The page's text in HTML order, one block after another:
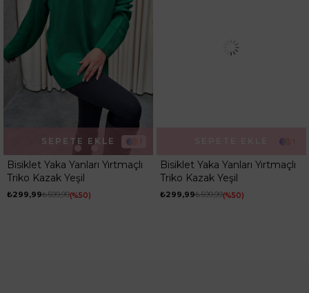
Bisiklet Yaka Yanları Yırtmaçlı
Triko Kazak Yeşil
₺299,99₺599,99 %50
SEPETE EKLE
Bisiklet Yaka Yanları Yırtmaçlı
Triko Kazak Yeşil
₺299,99₺599,99 %50